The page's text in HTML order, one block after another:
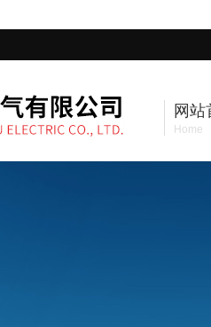
网站
Home